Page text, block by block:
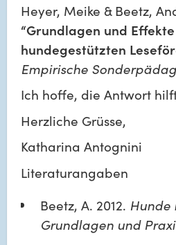
Heyer, Meike & Beetz,
“Grundlagen und
hundegestützten
Empirische
Ich hoffe, die Antwort
Herzliche Grüsse,
Katharina Antognini
Literaturangaben
Beetz, A. 2012. Hunde
Grundlagen und